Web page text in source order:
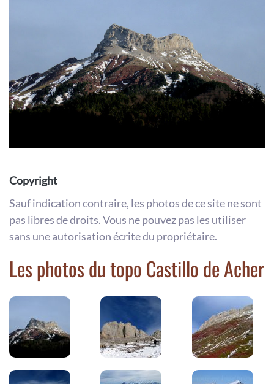
Copyright
Sauf indication contraire, les photos de ce site ne sont
pas libres de droits. Vous ne pouvez pas les utiliser
sans une autorisation écrite du propriétaire.
Les photos du topo Castillo de Acher